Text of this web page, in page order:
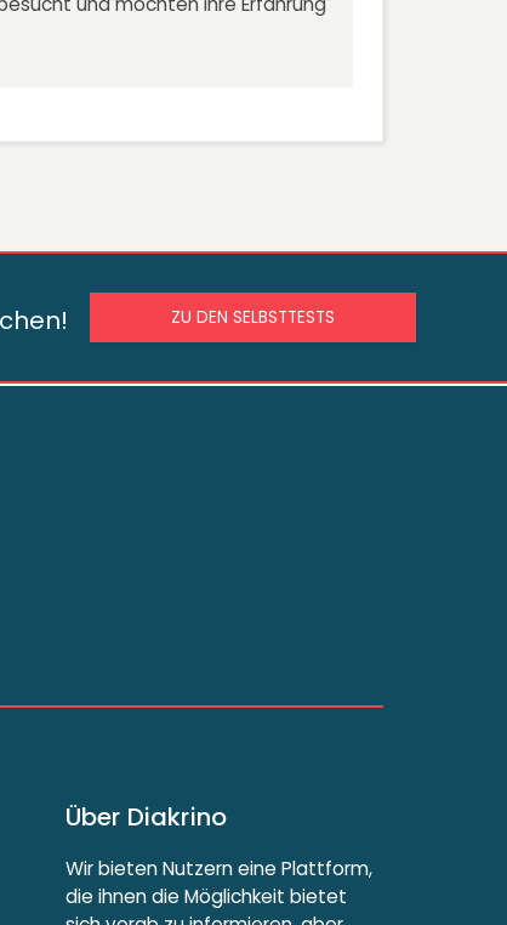
ZU DEN SELBSTTESTS
Über Diakrino
Wir bieten Nutzern eine Plattform,
die ihnen die Möglichkeit bietet